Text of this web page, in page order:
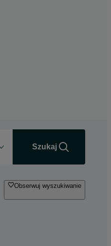
Szukaj
Obserwuj wyszukiwanie